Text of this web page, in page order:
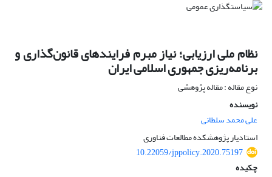
نظام ملی ارزیابی؛ نیاز مبرم فرایندهای قانون‌گذاری و
برنامه‌ریزی جمهوری اسلامی ایران
نوع مقاله : مقاله پژوهشی
نویسنده
علی محمد سلطانی
استادیار پژوهشکده مطالعات فناوری
10.22059/jppolicy.2020.75197
چکیده